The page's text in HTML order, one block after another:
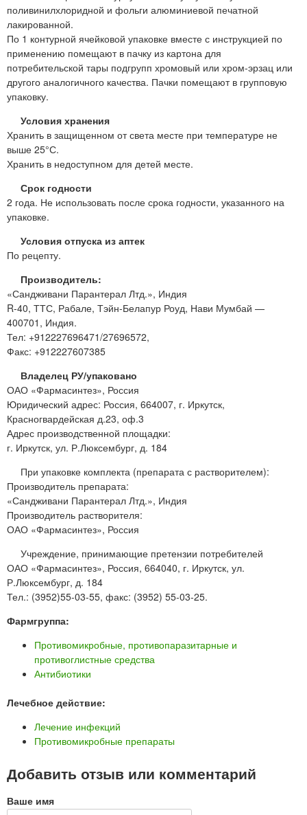
поливинилхлоридной и фольги алюминиевой печатной
лакированной.
По 1 контурной ячейковой упаковке вместе с инструкцией по
применению помещают в пачку из картона для
потребительской тары подгрупп хромовый или хром-эрзац или
другого аналогичного качества. Пачки помещают в групповую
упаковку.
Условия хранения
Хранить в защищенном от света месте при температуре не
выше 25°С.
Хранить в недоступном для детей месте.
Срок годности
2 года. Не использовать после срока годности, указанного на
упаковке.
Условия отпуска из аптек
По рецепту.
Производитель:
«Сандживани Парантерал Лтд.», Индия
R-40, ТТС, Рабале, Тэйн-Белапур Роуд, Нави Мумбай —
400701, Индия.
Тел: +912227696471/27696572,
Факс: +912227607385
Владелец РУ/упаковано
ОАО «Фармасинтез», Россия
Юридический адрес: Россия, 664007, г. Иркутск,
Красногвардейская д.23, оф.3
Адрес производственной площадки:
г. Иркутск, ул. Р.Люксембург, д. 184
При упаковке комплекта (препарата с растворителем):
Производитель препарата:
«Сандживани Парантерал Лтд.», Индия
Производитель растворителя:
ОАО «Фармасинтез», Россия
Учреждение, принимающие претензии потребителей
ОАО «Фармасинтез», Россия, 664040, г. Иркутск, ул.
Р.Люксембург, д. 184
Тел.: (3952)55-03-55, факс: (3952) 55-03-25.
Фармгруппа:
Противомикробные, противопаразитарные и
противоглистные средства
Антибиотики
Лечебное действие:
Лечение инфекций
Противомикробные препараты
Добавить отзыв или комментарий
Ваше имя